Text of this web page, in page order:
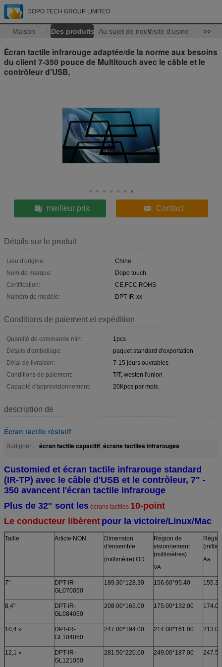
DOPO TECH GROUP LIMITED
Maison Des produits Au sujet de nousVisite d'usine >>
Écran tactile infrarouge adaptée/de la norme aux besoins
du client 7-350 pouce de Multitouch avec le câble et le
contrôleur d'USB,
meilleur prix Contact
Détails sur le produit
Lieu d'origine:
Chine
Nom de marque:
Dopo touch
Certification:
CE,FCC,ROHS
Numéro de modèle:
DPT-IR-xx
Conditions de paiement et expédition
Quantité de commande min:
1pcs
Détails d'emballage:
paquet standard d'exportation
Délai de livraison:
7-15 jours ouvrables
Conditions de paiement:
T/T, westen l'union
Capacité d'approvisionnement:
20Kpcs par mois.
description de
Écran tactile résistif
Surligner: écran tactile capacitif, écrans tactiles infrarouges
Customied et écran tactile infrarouge standard
(IR-TP) avec le câble d'USB et le contrôleur, 7" -
350 avancent l'écran tactile infrarouge
Plus de 32" sont les écrans tactiles 10-point
Le conducteur libèrent pour la victoire/Linux/Mac
Taille Article NON.
Dimension
d'ensemble
(millimètre) OD
Région de
visionnement
(millimètres)
VA
Aa
7"
DPT-IR-
GL070050
189.30*128.30 156.60*95.40
8,4"
DPT-IR-
GL084050
208.00*165.00 175.00*132.00
10,4 »
DPT-IR-
GL104050
247.00*194.00 214.00*161.00
12,1 »
DPT-IR-
GL121050
281.50*220.00 249.00*187.00